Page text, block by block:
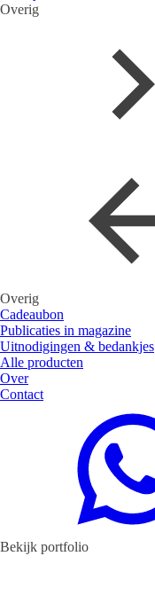
Overig
Overig
Cadeaubon
Publicaties in magazine
Uitnodigingen & bedankjes
Alle producten
Over
Contact
Bekijk portfolio